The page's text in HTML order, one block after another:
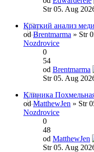
Str 05. Aug
Краткий анализ
odBrentmarma » Str
Nozdrovice
0
54
od Brentmarma
Str 05. Aug
Клиника
odMatthewJen » Str
Nozdrovice
0
48
od MatthewJen
Str 05. Aug